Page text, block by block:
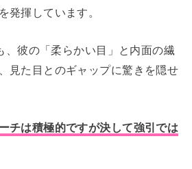
発揮しています。
、彼の「柔らかい目」と内面の繊
見た目とのギャップに驚きを隠せ
チは積極的ですが決して強引では